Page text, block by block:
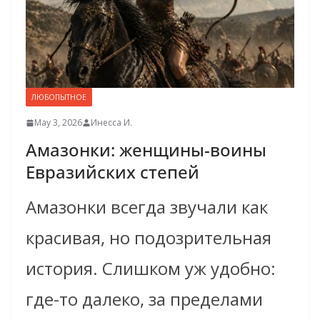
ЛЮБОПЫТНОЕ
May 3, 2026 Инесса И.
Амазонки: женщины-воины
Евразийских степей
Амазонки всегда звучали как
красивая, но подозрительная
история. Слишком уж удобно:
где-то далеко, за пределами